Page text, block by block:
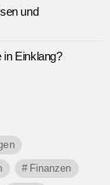
und
in Einklang?
Finanzen